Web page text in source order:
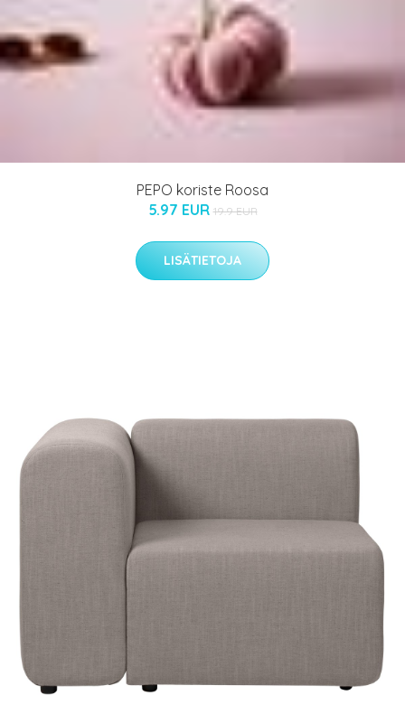
PEPO koriste Roosa
5.97 EUR 19.9 EUR
LISÄTIETOJA